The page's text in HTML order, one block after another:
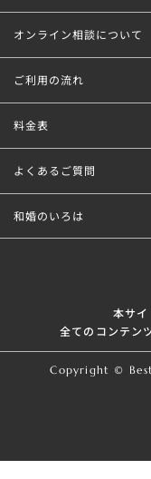
オンライン相談について
ご利用の流れ
料金表
よくあるご質問
和婚のいろは
本サ
全てのコンテン
Copyright ©